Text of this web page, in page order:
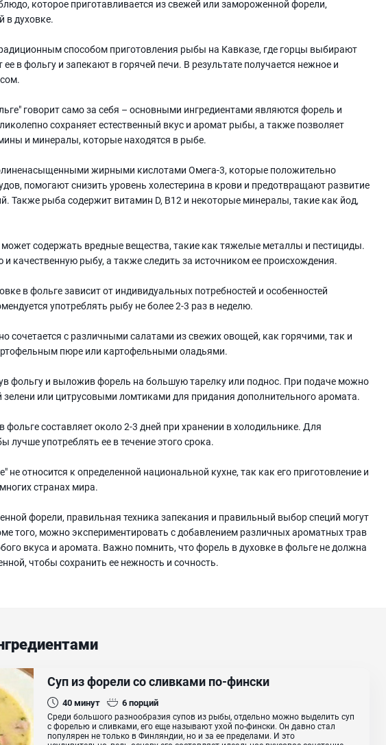
которое приготавливается из свежей или замороженной форели,
в духовке.
способом приготовления рыбы на Кавказе, где горцы выбирают
в фольгу и запекают в горячей печи. В результате получается нежное и
говорит само за себя – основными ингредиентами являются форель и
сохраняет естественный вкус и аромат рыбы, а также позволяет
и минералы, которые находятся в рыбе.
жирными кислотами Омега-3, которые положительно
помогают снизить уровень холестерина в крови и предотвращают развитие
Также рыба содержит витамин D, B12 и некоторые минералы, такие как йод,
содержать вредные вещества, такие как тяжелые металлы и пестициды.
качественную рыбу, а также следить за источником ее происхождения.
в фольге зависит от индивидуальных потребностей и особенностей
употреблять рыбу не более 2-3 раз в неделю.
сочетается с различными салатами из свежих овощей, как горячими, так и
пюре или картофельными оладьями.
фольгу и выложив форель на большую тарелку или поднос. При подаче можно
или цитрусовыми ломтиками для придания дополнительного аромата.
фольге составляет около 2-3 дней при хранении в холодильнике. Для
лучше употреблять ее в течение этого срока.
не относится к определенной национальной кухне, так как его приготовление и
странах мира.
форели, правильная техника запекания и правильный выбор специй могут
того, можно экспериментировать с добавлением различных ароматных трав
вкуса и аромата. Важно помнить, что форель в духовке в фольге не должна
чтобы сохранить ее нежность и сочность.
Суп из форели со сливками по-фински
40минут 6порций
Среди большого разнообразия супов из рыбы, отдельно можно выделить суп
с форелью и сливками, его еще называют ухой по-фински. Он давно стал
популярен не только в Финляндии, но и за ее пределами. И это